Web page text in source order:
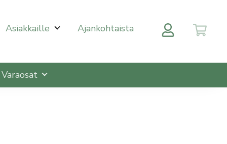
sivulle enterin painalluksella.
Asiakkaille Ajankohtaista
Varaosat